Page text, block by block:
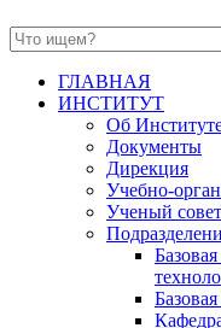
ГЛАВНАЯ
ИНСТИТУТ
Об
Документы
Дирекция
Учебно-
Ученый совет